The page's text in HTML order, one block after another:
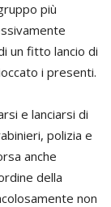
più
un fitto lancio di
i presenti.
e lanciarsi di
polizia e
anche
della
non